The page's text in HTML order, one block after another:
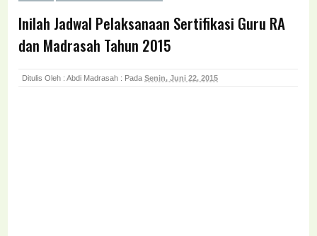
Inilah Jadwal Pelaksanaan Sertifikasi Guru RA
dan Madrasah Tahun 2015
Ditulis Oleh : Abdi Madrasah : PadaSenin, Juni 22, 2015